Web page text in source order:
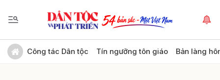
Công tác Dân tộc Tín ngưỡng tôn giáo Bản làng
Gửi bình luận